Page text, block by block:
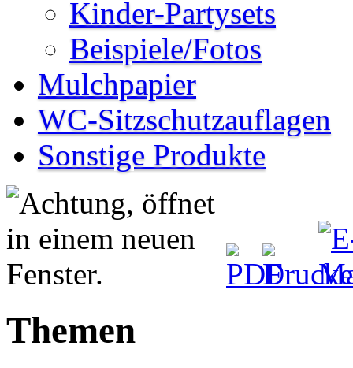
Kinder-Partysets
Beispiele/Fotos
Mulchpapier
WC-Sitzschutzauflagen
Sonstige Produkte
Themen